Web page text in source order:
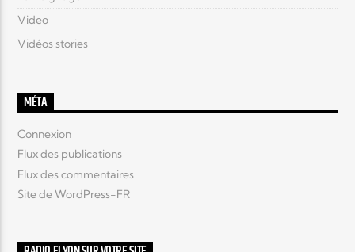
Video
Vidéos stories
MÉTA
Connexion
Flux des publications
Flux des commentaires
Site de WordPress-FR